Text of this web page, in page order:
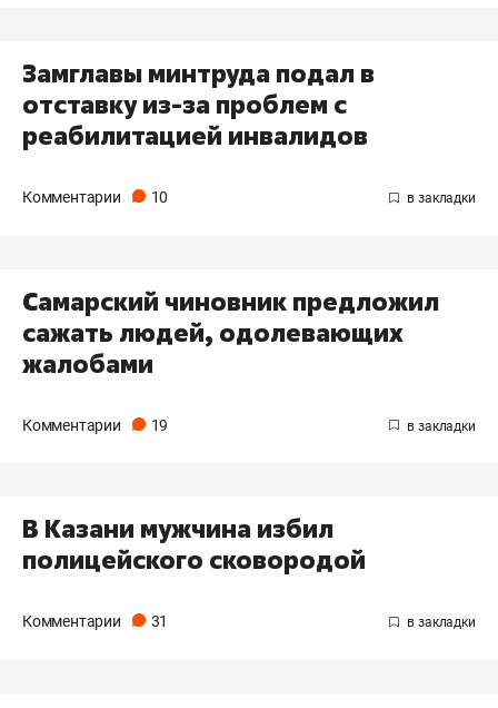
Замглавы минтруда подал в
отставку из-за проблем с
реабилитацией инвалидов
Комментарии 10
​Самарский чиновник предложил
сажать людей, одолевающих
жалобами
Комментарии 19
В Казани мужчина избил
полицейского сковородой
Комментарии 31